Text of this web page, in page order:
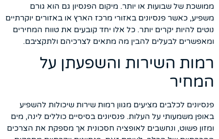
ממושכת של שבועות או יותר. מיקום הפנסיון גם הוא גורם
משפיע, כאשר פנסיונים באזורי מרכז הארץ או באזורים יוקרתיים
נוטים להיות יקרים יותר. כל אלו יחד קובעים את טווח המחירים
ומאפשרים לבעלים להבין מה מתאים לצרכיהם ולתקציבם.
רמות השירות והשפעתן על
המחיר
פנסיונים לכלבים מציעים מגוון רמות שירות שיכולות להשפיע
באופן משמעותי על העלות. פנסיונים בסיסיים כוללים לינה, מים
ומזון פשוט, ונחשבים לאופציה חסכונית אך מספקת את הצרכים